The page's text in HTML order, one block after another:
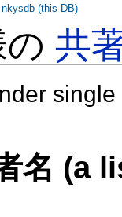
の共
名 (a
nkysdb (this DB)